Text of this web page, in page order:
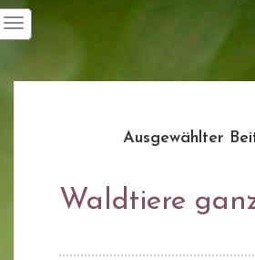
Ausgewählter
Waldtiere